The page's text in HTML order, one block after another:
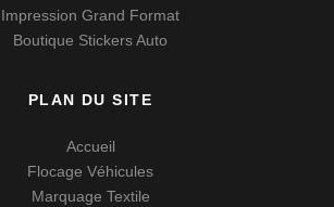
Impression Grand Format
Boutique Stickers Auto
PLAN DU SITE
Accueil
Flocage Véhicules
Marquage Textile